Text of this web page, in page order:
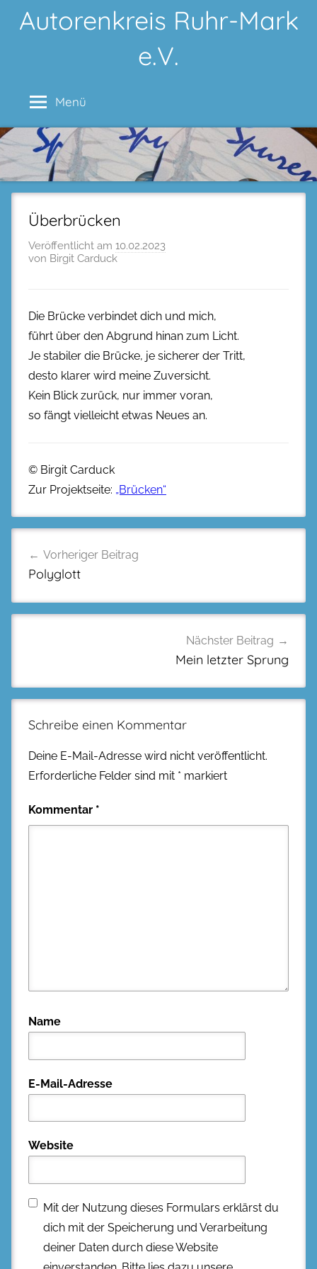
InhaltAutorenkreis Ruhr-Mark
e.V.
Menü
Überbrücken
Veröffentlicht am 10.02.2023
von Birgit Carduck
Die Brücke verbindet dich und mich,
führt über den Abgrund hinan zum Licht.
Je stabiler die Brücke, je sicherer der Tritt,
desto klarer wird meine Zuversicht.
Kein Blick zurück, nur immer voran,
so fängt vielleicht etwas Neues an.
© Birgit Carduck
Zur Projektseite: „Brücken“
Vorheriger Beitrag
Polyglott
Nächster Beitrag
Mein letzter Sprung
Schreibe einen Kommentar
Deine E-Mail-Adresse wird nicht veröffentlicht.
Erforderliche Felder sind mit * markiert
Kommentar *
Name
E-Mail-Adresse
Website
Mit der Nutzung dieses Formulars erklärst du
dich mit der Speicherung und Verarbeitung
deiner Daten durch diese Website